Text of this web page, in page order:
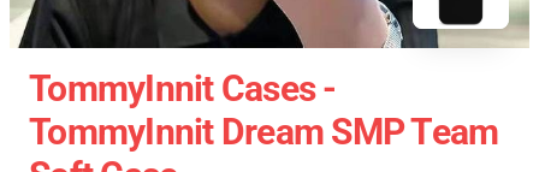
TommyInnit Cases -
TommyInnit Dream SMP Team